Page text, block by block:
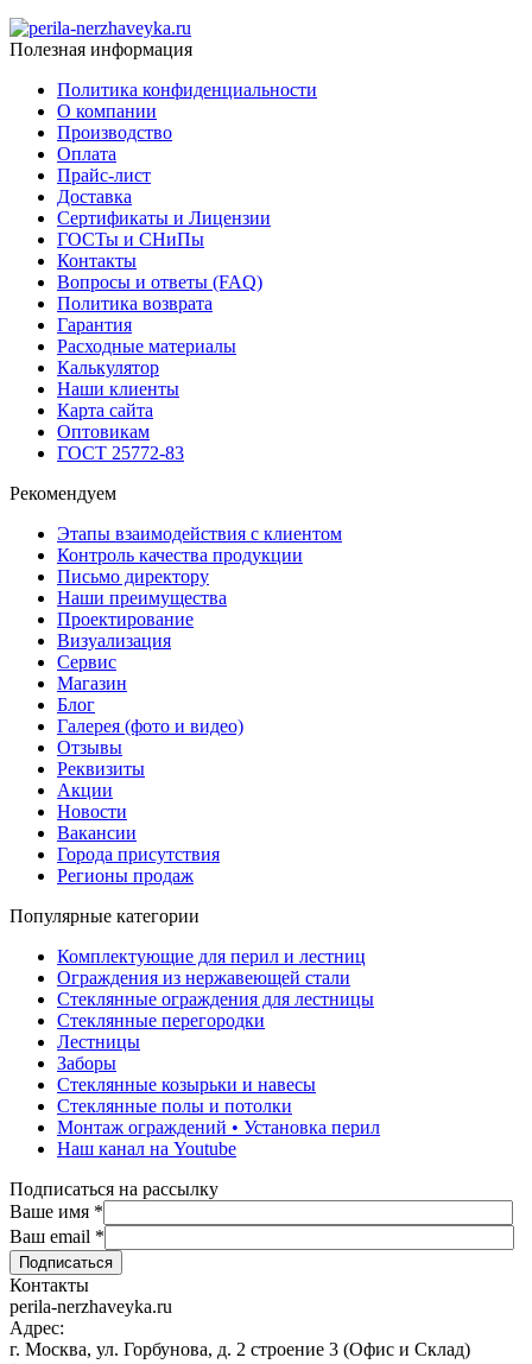
Полезная информация
Политика конфиденциальности
О компании
Производство
Оплата
Прайс-лист
Доставка
Сертификаты и Лицензии
ГОСТы и СНиПы
Контакты
Вопросы и ответы (FAQ)
Политика возврата
Гарантия
Расходные материалы
Калькулятор
Наши клиенты
Карта сайта
Оптовикам
ГОСТ 25772-83
Рекомендуем
Этапы взаимодействия с клиентом
Контроль качества продукции
Письмо директору
Наши преимущества
Проектирование
Визуализация
Сервис
Магазин
Блог
Галерея (фото и видео)
Отзывы
Реквизиты
Акции
Новости
Вакансии
Города присутствия
Регионы продаж
Популярные категории
Комплектующие для перил и лестниц
Ограждения из нержавеющей стали
Стеклянные ограждения для лестницы
Стеклянные перегородки
Лестницы
Заборы
Стеклянные козырьки и навесы
Стеклянные полы и потолки
Монтаж ограждений • Установка перил
Наш канал на Youtube
Подписаться на рассылку
Ваше имя *
Ваш email *
Контакты
perila-nerzhaveyka.ru
Адрес:
г. Москва, ул. Горбунова, д. 2 строение 3 (Офис и Склад)